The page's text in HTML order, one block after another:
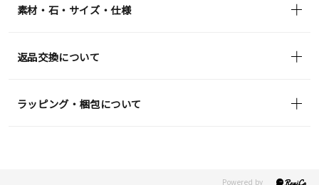
素材・石・サイズ・仕様
返品交換について
ラッピング・梱包について